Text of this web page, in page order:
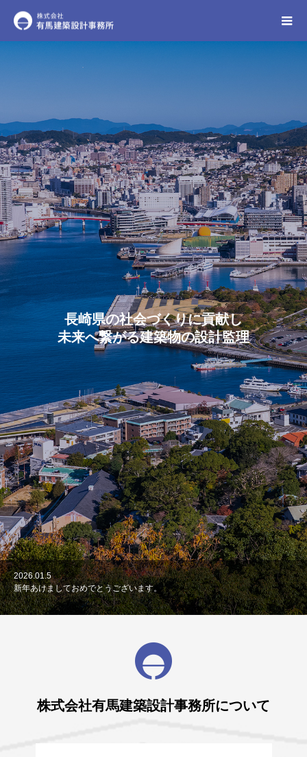
長崎県の社会づくりに貢献し
未来へ繋がる建築物の設計監理
2026.01.5
新年あけましておめでとうございます。
2023.06.18
総合資格学院合格者インタビュー
2022.08.3
株式会社有馬建築設計事務所のホームページを新しくオープンしました。
株式会社有馬建築設計事務所について